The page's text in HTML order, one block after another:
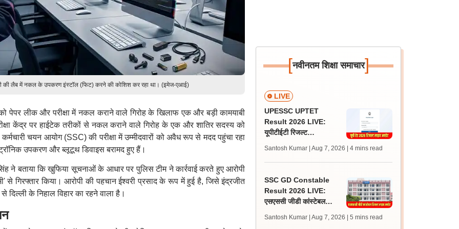
की लैब में नकल के उपकरण इंस्टॉल (फिट) करने की कोशिश कर रहा था। (इमेज-एआई)
पेपर लीक और परीक्षा में नकल कराने वाले गिरोह के खिलाफ एक और बड़ी कामयाबी
केंद्र पर हाईटेक तरीकों से नकल कराने वाले गिरोह के एक और शातिर सदस्य को
चयन आयोग (SSC) की परीक्षा में उम्मीदवारों को अवैध रूप से मदद पहुंचा रहा
उपकरण और ब्लूटूथ डिवाइस बरामद हुए हैं।
ने बताया कि खुफिया सूचनाओं के आधार पर पुलिस टीम ने कार्रवाई करते हुए आरोपी
गिरफ्तार किया। आरोपी की पहचान ईश्वरी प्रसाद के रूप में हुई है, जिसे इंद्रजीत
दिल्ली के निहाल विहार का रहने वाला है।
[नवीनतम शिक्षा समाचार]
LIVE
UPESSC UPTET
Result 2026 LIVE:
यूपीटीईटी रिजल्ट
जल्द, जानें लेटेस्ट अपडेट,
पासिंग मार्क्स
Santosh Kumar | Aug 7, 2026 | 4 mins read
SSC GD Constable
Result 2026 LIVE:
एसएससी जीडी कांस्टेबल
लेटेस्ट अपडेट, स्कोरकार्ड लिंक
Santosh Kumar | Aug 7, 2026 | 5 mins read